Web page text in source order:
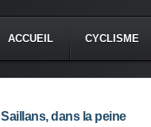
ACCUEIL CYCLISME
Saillans, dans la peine